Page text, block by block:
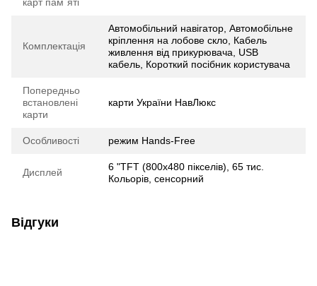
Комплектація
Автомобільний навігатор, Автомобільне
кріплення на лобове скло, Кабель
живлення від прикурювача, USB
кабель, Короткий посібник користувача
Попередньо
встановлені
карти
карти України НавЛюкс
Особливості режим Hands-Free
Дисплей
6 "TFT (800x480 пікселів), 65 тис.
Кольорів, сенсорний
Відгуки